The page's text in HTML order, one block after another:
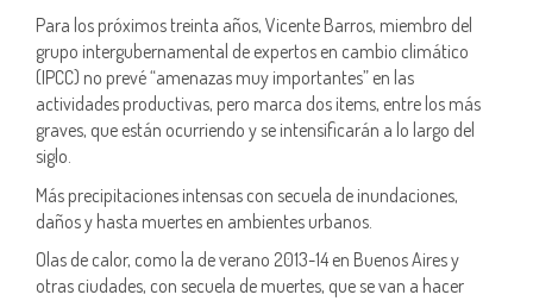
Para los próximos treinta años, Vicente Barros, miembro del
grupo intergubernamental de expertos en cambio climático
(IPCC) no prevé “amenazas muy importantes” en las
actividades productivas, pero marca dos items, entre los más
graves, que están ocurriendo y se intensificarán a lo largo del
siglo.
Más precipitaciones intensas con secuela de inundaciones,
daños y hasta muertes en ambientes urbanos.
Olas de calor, como la de verano 2013-14 en Buenos Aires y
otras ciudades, con secuela de muertes, que se van a hacer